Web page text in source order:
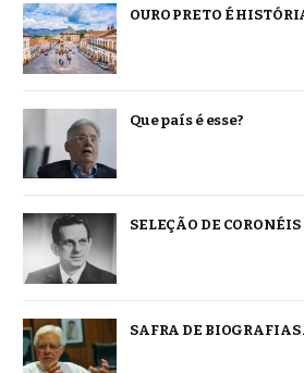
OURO PRETO É
Que país é esse?
SELEÇÃO DE CORONÉIS
SAFRA DE